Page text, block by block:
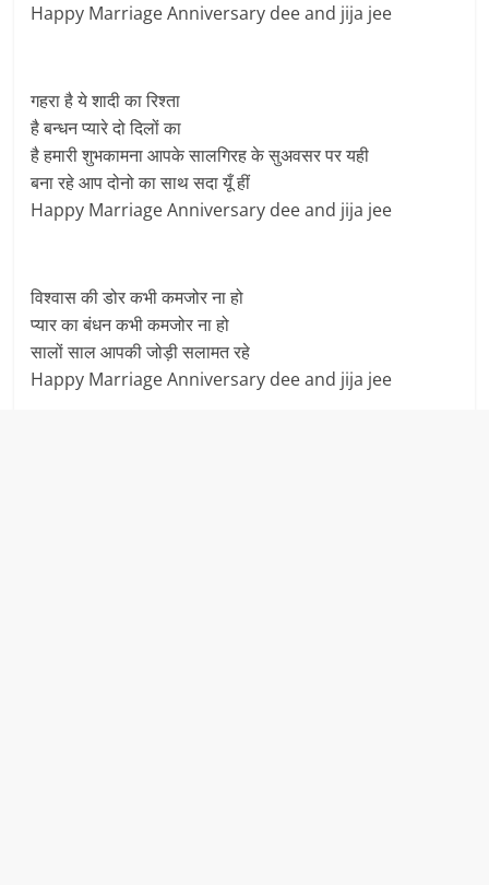
Happy Marriage Anniversary dee and jija jee
गहरा है ये शादी का रिश्ता
है बन्धन प्यारे दो दिलों का
है हमारी शुभकामना आपके सालगिरह के सुअवसर पर यही
बना रहे आप दोनो का साथ सदा यूँ हीं
Happy Marriage Anniversary dee and jija jee
विश्वास की डोर कभी कमजोर ना हो
प्यार का बंधन कभी कमजोर ना हो
सालों साल आपकी जोड़ी सलामत रहे
Happy Marriage Anniversary dee and jija jee